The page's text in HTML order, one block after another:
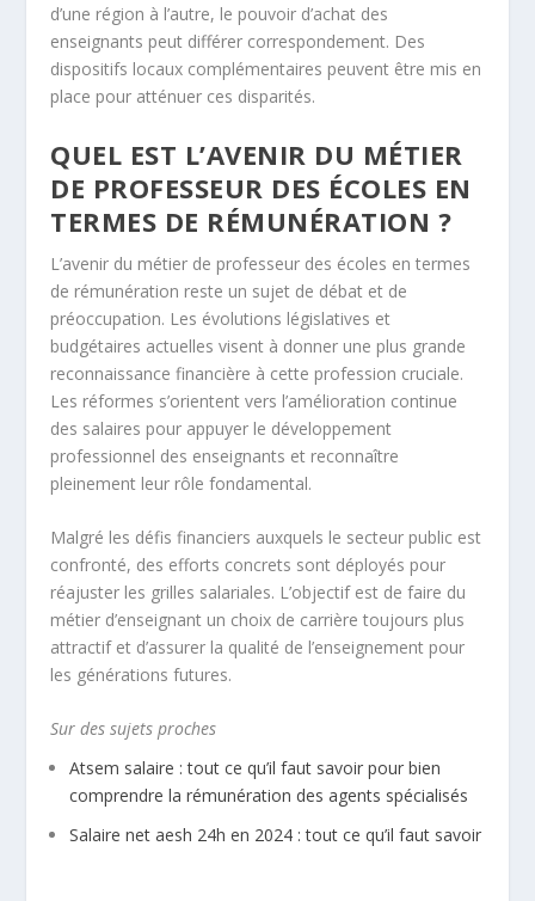
d’une région à l’autre, le pouvoir d’achat des
enseignants peut différer correspondement. Des
dispositifs locaux complémentaires peuvent être mis en
place pour atténuer ces disparités.
QUEL EST L’AVENIR DU MÉTIER
DE PROFESSEUR DES ÉCOLES EN
TERMES DE RÉMUNÉRATION ?
L’avenir du métier de professeur des écoles en termes
de rémunération reste un sujet de débat et de
préoccupation. Les évolutions législatives et
budgétaires actuelles visent à donner une plus grande
reconnaissance financière à cette profession cruciale.
Les réformes s’orientent vers l’amélioration continue
des salaires pour appuyer le développement
professionnel des enseignants et reconnaître
pleinement leur rôle fondamental.
Malgré les défis financiers auxquels le secteur public est
confronté, des efforts concrets sont déployés pour
réajuster les grilles salariales. L’objectif est de faire du
métier d’enseignant un choix de carrière toujours plus
attractif et d’assurer la qualité de l’enseignement pour
les générations futures.
Sur des sujets proches
Atsem salaire : tout ce qu’il faut savoir pour bien
comprendre la rémunération des agents spécialisés
Salaire net aesh 24h en 2024 : tout ce qu’il faut savoir